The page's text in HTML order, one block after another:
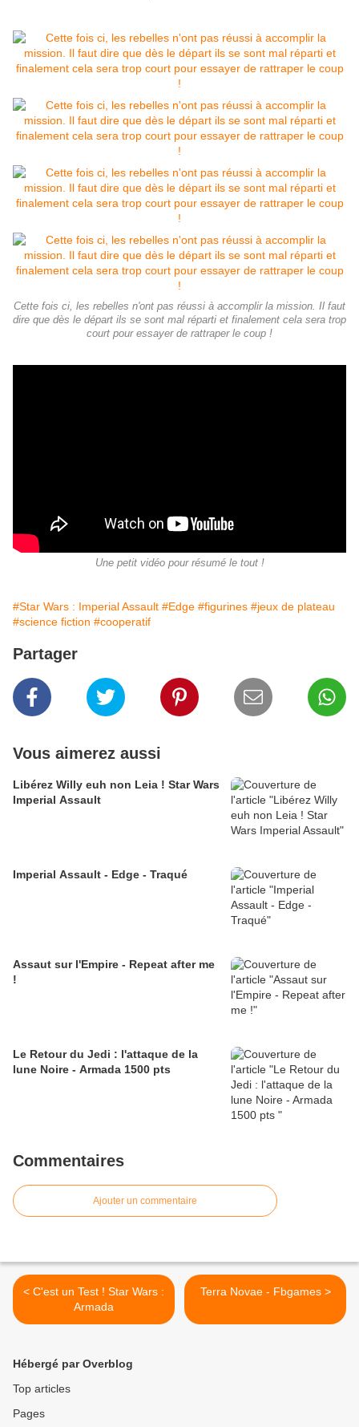
Cette fois ci, les rebelles n'ont pas réussi à accomplir la mission. Il faut
dire que dès le départ ils se sont mal réparti et finalement cela sera trop
court pour essayer de rattraper le coup !
Une petit vidéo pour résumé le tout !
#Star Wars : Imperial Assault #Edge #figurines #jeux de plateau
#science fiction #cooperatif
Partager
Vous aimerez aussi
Libérez Willy euh non Leia ! Star Wars
Imperial Assault
Imperial Assault - Edge - Traqué
Assaut sur l'Empire - Repeat after me
!
Le Retour du Jedi : l'attaque de la
lune Noire - Armada 1500 pts
Commentaires
Ajouter un commentaire
< C'est un Test ! Star Wars :
Armada
Terra Novae - Fbgames >
Hébergé par Overblog
Top articles
Pages